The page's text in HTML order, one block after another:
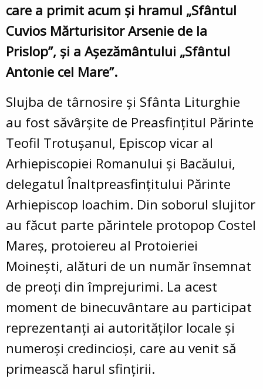
care a primit acum și hramul „Sfântul
Cuvios Mărturisitor Arsenie de la
Prislop”, și a Așezământului „Sfântul
Antonie cel Mare”.
Slujba de târnosire și Sfânta Liturghie
au fost săvârșite de Preasfințitul Părinte
Teofil Trotușanul, Episcop vicar al
Arhiepiscopiei Romanului și Bacăului,
delegatul Înaltpreasfințitului Părinte
Arhiepiscop Ioachim. Din soborul slujitor
au făcut parte părintele protopop Costel
Mareș, protoiereu al Protoieriei
Moinești, alături de un număr însemnat
de preoți din împrejurimi. La acest
moment de binecuvântare au participat
reprezentanți ai autorităților locale și
numeroși credincioși, care au venit să
primească harul sfințirii.